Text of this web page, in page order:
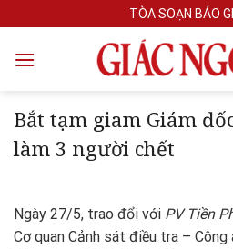
to
content
TÒA SOẠN BÁO
Bắt tạm giam Giám
làm 3 người chết
Ngày 27/5, trao đổi với PV Tiền
Cơ quan Cảnh sát điều tra – Công